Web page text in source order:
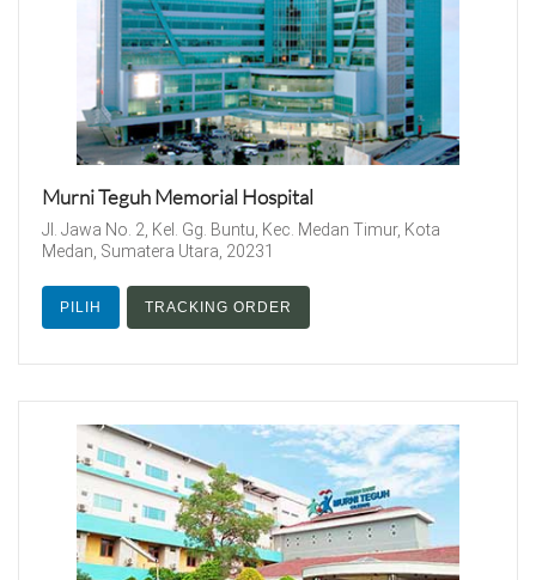
Murni Teguh Memorial Hospital
Jl. Jawa No. 2, Kel. Gg. Buntu, Kec. Medan Timur, Kota
Medan, Sumatera Utara, 20231
PILIH TRACKING ORDER